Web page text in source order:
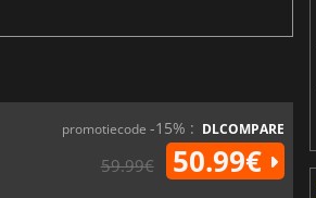
promotiecode -15% : DLCOMPARE
59.99€ 50.99€